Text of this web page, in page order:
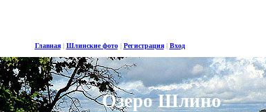
Главная| Шлинские фото| Регистрация| Вход
Озеро Шлино